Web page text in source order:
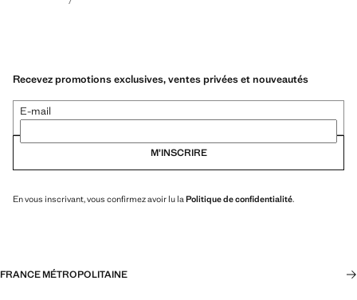
Recevez promotions exclusives, ventes privées et nouveautés
E-mail
M’INSCRIRE
En vous inscrivant, vous confirmez avoir lu la Politique de confidentialité.
FRANCE MÉTROPOLITAINE